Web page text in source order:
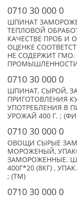
0710 30 000 0
ШПИНАТ
ТЕПЛОВОЙ
КАЧЕСТВЕ ПРОБ И
ОЦЕНКЕ
НЕ СОДЕРЖИТ
0710 30 000 0
ШПИНАТ, СЫРОЙ,
ПРИГОТОВЛЕНИЯ
УПОТРЕБЛЕНИЯ В
УРОЖАЙ 400 Г. ;
0710 30 000 0
ОВОЩИ СЫРЫЕ
МОРОЖЕНЫЙ,
ЗАМОРОЖЕННЫЕ.
400Г*20 (8КГ) ,
; (TM)
0710 30 000 0